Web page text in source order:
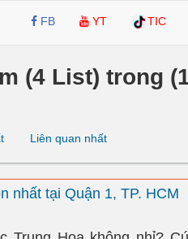
FB YT TIC
(4 List) trong
Liên quan nhất
nhất tại Quận 1, TP. HCM